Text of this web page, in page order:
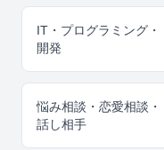
IT・プログラミング・
開発
悩み相談・恋愛相談・
話し相手